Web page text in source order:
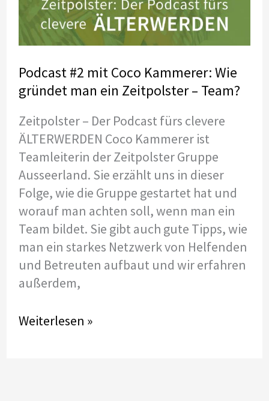
haben
Podcast #2 mit Coco Kammerer: Wie
gründet man ein Zeitpolster – Team?
Zeitpolster – Der Podcast fürs clevere
ÄLTERWERDEN Coco Kammerer ist
Teamleiterin der Zeitpolster Gruppe
Ausseerland. Sie erzählt uns in dieser
Folge, wie die Gruppe gestartet hat und
worauf man achten soll, wenn man ein
Team bildet. Sie gibt auch gute Tipps, wie
man ein starkes Netzwerk von Helfenden
und Betreuten aufbaut und wir erfahren
außerdem,
Podcast
Weiterlesen »